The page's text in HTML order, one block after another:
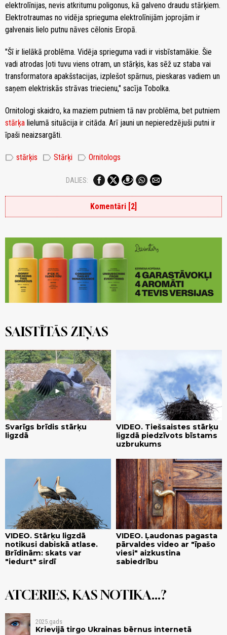
elektrolīnijas, nevis atkritumu poligonus, kā galveno draudu stārķiem.
Elektrotraumas no vidēja sprieguma elektrolīnijām joprojām ir
galvenais lielo putnu nāves cēlonis Eiropā.
"Šī ir lielākā problēma. Vidēja sprieguma vadi ir visbīstamākie. Šie
vadi atrodas ļoti tuvu viens otram, un stārķis, kas sēž uz staba vai
transformatora apakšstacijas, izplešot spārnus, pieskaras vadiem un
saņem elektriskās strāvas triecienu," sacīja Tobolka.
Ornitologi skaidro, ka maziem putniem tā nav problēma, bet putniem
stārķa lielumā situācija ir citāda. Arī jauni un nepieredzējuši putni ir
īpaši neaizsargāti.
label stārķis label Stārķi label Ornitologs
DALIES:
Komentāri [2]
SAISTĪTĀS ZIŅAS
Svarīgs brīdis stārķu
ligzdā
VIDEO. Tiešsaistes stārķu
ligzdā piedzīvots bīstams
uzbrukums
VIDEO. Stārķu ligzdā
notikusi dabiskā atlase.
Brīdinām: skats var
"iedurt" sirdī
VIDEO. Ļaudonas pagasta
pārvaldes video ar "īpašo
viesi" aizkustina
sabiedrību
ATCERIES, KAS NOTIKA...?
2025.gads
Krievijā tirgo Ukrainas bērnus internetā